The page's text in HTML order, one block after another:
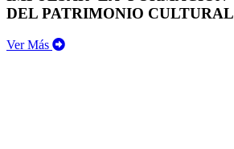
DEL PATRIMONIO CULTURAL
Ver Más